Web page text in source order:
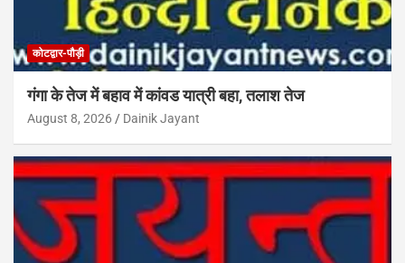
कोटद्वार-पौड़ी
गंगा के तेज में बहाव में कांवड यात्री बहा, तलाश तेज
August 8, 2026 Dainik Jayant